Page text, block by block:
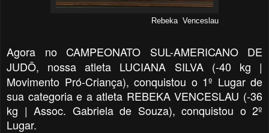
Rebeka Venceslau
Agora no CAMPEONATO SUL-AMERICANO DE
JUDÔ, nossa atleta LUCIANA SILVA (-40 kg |
Movimento Pró-Criança), conquistou o 1º Lugar de
sua categoria e a atleta REBEKA VENCESLAU (-36
kg | Assoc. Gabriela de Souza), conquistou o 2º
Lugar.